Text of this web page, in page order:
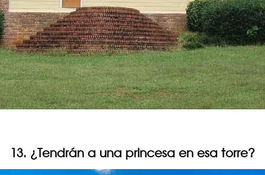
13. ¿Tendrán a una princesa en esa torre?